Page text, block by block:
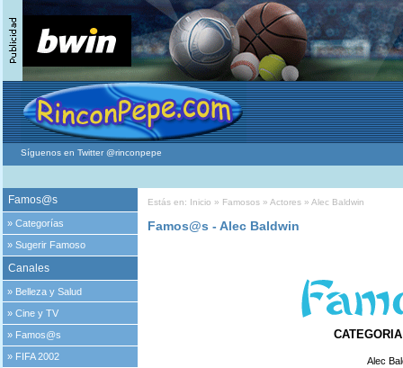
Síguenos en Twitter @rinconpepe
Famos@s
»Categorías
»Sugerir Famoso
Canales
» Belleza y Salud
»Cine y TV
» Famos@s
» FIFA 2002
Estás en: Inicio » Famosos» Actores» Alec Baldwin
Famos@s - Alec Baldwin
Alec